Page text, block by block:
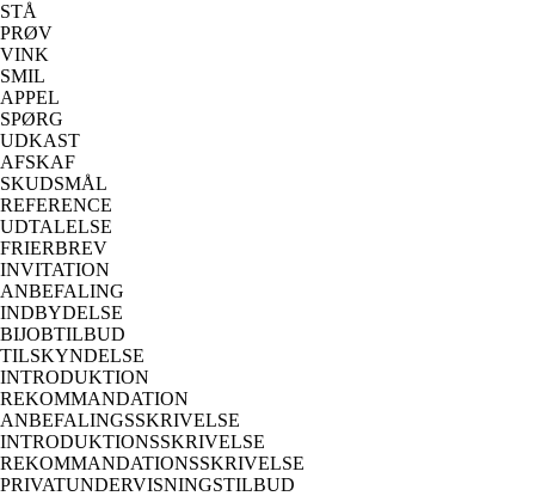
STÅ
PRØV
VINK
SMIL
APPEL
SPØRG
UDKAST
AFSKAF
SKUDSMÅL
REFERENCE
UDTALELSE
FRIERBREV
INVITATION
ANBEFALING
INDBYDELSE
BIJOBTILBUD
TILSKYNDELSE
INTRODUKTION
REKOMMANDATION
ANBEFALINGSSKRIVELSE
INTRODUKTIONSSKRIVELSE
REKOMMANDATIONSSKRIVELSE
PRIVATUNDERVISNINGSTILBUD